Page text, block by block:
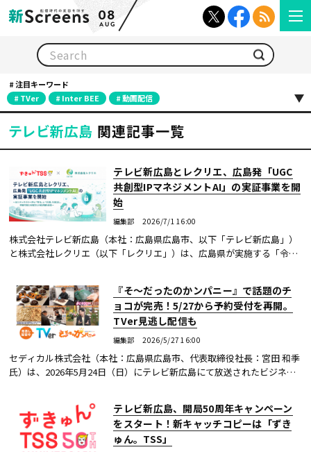
08
AUG
注目キーワード
TVer
Inter BEE 動画配信
テレビ新広島 関連記事一覧
テレビ新広島とレクリエ、広島発「UGC
共創型IPマネジメントAI」の実証事業を開
始
編集部 2026/7/1 16:00
株式会社テレビ新広島（本社：広島県広島市、以下「テレビ新広島」）
と株式会社レクリエ（以下「レクリエ」）は、広島県が実施する「令和
『そ〜だったのかンパニー』で話題のチ
ョコが完売！5/27から予約受付を再開。
TVer見逃し配信も
編集部 2026/5/27 16:00
セディカル株式会社（本社：広島県広島市、代表取締役社長：宮田 和季
氏）は、2026年5月24日（日）にテレビ新広島にて放送されたビジネス
テレビ新広島、開局50周年キャンペーン
をスタート！新キャッチコピーは「ずき
ゅん。TSS」